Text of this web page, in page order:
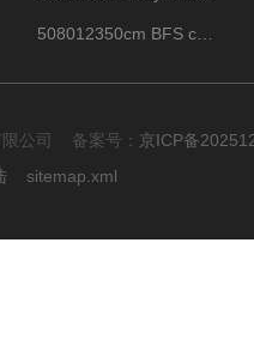
限公司 备案号： 京ICP备
sitemap.xml